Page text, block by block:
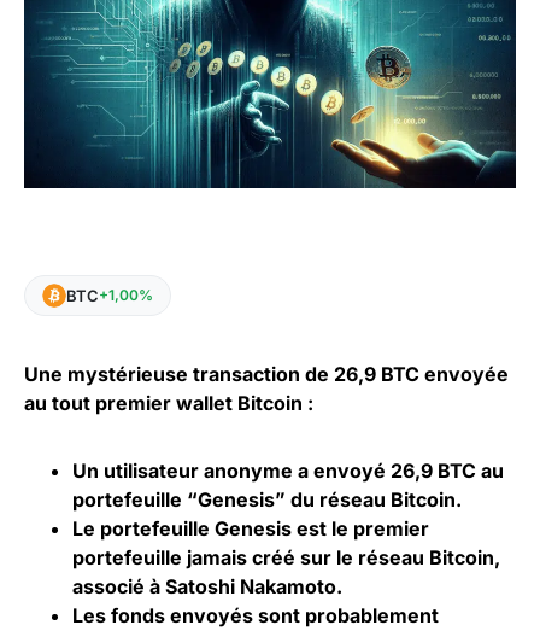
BTC+1,00%
Une mystérieuse transaction de 26,9 BTC envoyée
au tout premier wallet Bitcoin :
Un utilisateur anonyme a envoyé 26,9 BTC au
portefeuille “Genesis” du réseau Bitcoin.
Le portefeuille Genesis est le premier
portefeuille jamais créé sur le réseau Bitcoin,
associé à Satoshi Nakamoto.
Les fonds envoyés sont probablement